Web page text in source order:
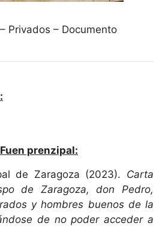
Privados – Documento
prenzipal:
de Zaragoza (2023). Carta
de Zaragoza, don Pedro,
y hombres buenos de la
de no poder acceder a